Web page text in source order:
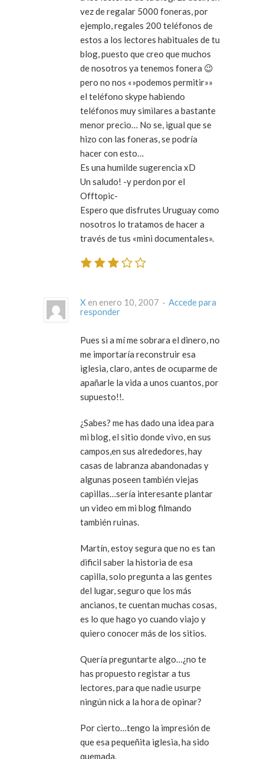
vez de regalar 5000 foneras, por
ejemplo, regales 200 teléfonos de
estos a los lectores habituales de tu
blog, puesto que creo que muchos
de nosotros ya tenemos fonera 😉
pero no nos «»podemos permitir»»
el teléfono skype habiendo
teléfonos muy similares a bastante
menor precio… No se, igual que se
hizo con las foneras, se podría
hacer con esto…
Es una humilde sugerencia xD
Un saludo! -y perdon por el
Offtopic-
Espero que disfrutes Uruguay como
nosotros lo tratamos de hacer a
través de tus «mini documentales».
X en enero 10, 2007 · Accede para
responder
Pues si a mí me sobrara el dinero, no
me importaría reconstruir esa
iglesia, claro, antes de ocuparme de
apañarle la vida a unos cuantos, por
supuesto!!.
¿Sabes? me has dado una idea para
mi blog, el sitio donde vivo, en sus
campos,en sus alrededores, hay
casas de labranza abandonadas y
algunas poseen también viejas
capillas…sería interesante plantar
un video em mi blog filmando
también ruinas.
Martín, estoy segura que no es tan
dificil saber la historia de esa
capilla, solo pregunta a las gentes
del lugar, seguro que los más
ancianos, te cuentan muchas cosas,
es lo que hago yo cuando viajo y
quiero conocer más de los sitios.
Quería preguntarte algo…¿no te
has propuesto registar a tus
lectores, para que nadie usurpe
ningún nick a la hora de opinar?
Por cierto…tengo la impresión de
que esa pequeñita iglesia, ha sido
quemada.